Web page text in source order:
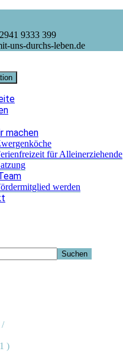
9333 399
uns-durchs-leben.de
machen
für Alleinerziehende
werden
/
)